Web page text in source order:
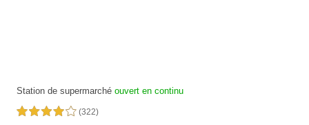
Station de supermarché ouvert en continu
4,0 étoiles sur 5 (322)